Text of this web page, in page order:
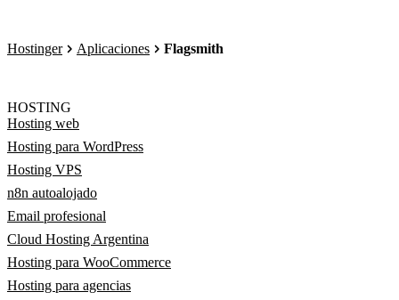
Hostinger Aplicaciones Flagsmith
HOSTING
Hosting web
Hosting para WordPress
Hosting VPS
n8n autoalojado
Email profesional
Cloud Hosting Argentina
Hosting para WooCommerce
Hosting para agencias